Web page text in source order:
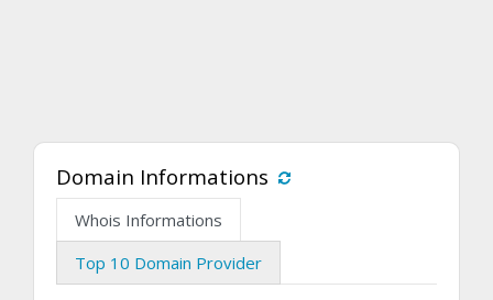
Domain Informations
Whois Informations
Top 10 Domain Provider